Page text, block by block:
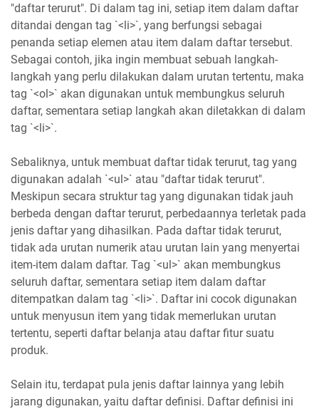
"daftar terurut". Di dalam tag ini, setiap item dalam daftar
ditandai dengan tag `<li>`, yang berfungsi sebagai
penanda setiap elemen atau item dalam daftar tersebut.
Sebagai contoh, jika ingin membuat sebuah langkah-
langkah yang perlu dilakukan dalam urutan tertentu, maka
tag `<ol>` akan digunakan untuk membungkus seluruh
daftar, sementara setiap langkah akan diletakkan di dalam
tag `<li>`.
Sebaliknya, untuk membuat daftar tidak terurut, tag yang
digunakan adalah `<ul>` atau "daftar tidak terurut".
Meskipun secara struktur tag yang digunakan tidak jauh
berbeda dengan daftar terurut, perbedaannya terletak pada
jenis daftar yang dihasilkan. Pada daftar tidak terurut,
tidak ada urutan numerik atau urutan lain yang menyertai
item-item dalam daftar. Tag `<ul>` akan membungkus
seluruh daftar, sementara setiap item dalam daftar
ditempatkan dalam tag `<li>`. Daftar ini cocok digunakan
untuk menyusun item yang tidak memerlukan urutan
tertentu, seperti daftar belanja atau daftar fitur suatu
produk.
Selain itu, terdapat pula jenis daftar lainnya yang lebih
jarang digunakan, yaitu daftar definisi. Daftar definisi ini